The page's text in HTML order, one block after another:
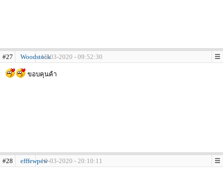
#27 Woodstock15-03-2020 - 09:52:30
ขอบคุนค้า
#28 efffewpew19-03-2020 - 20:10:11